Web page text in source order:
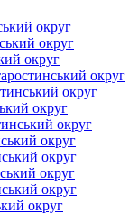
округ
округ
округ
округ
округ
округ
округ
округ
округ
округ
округ
округ